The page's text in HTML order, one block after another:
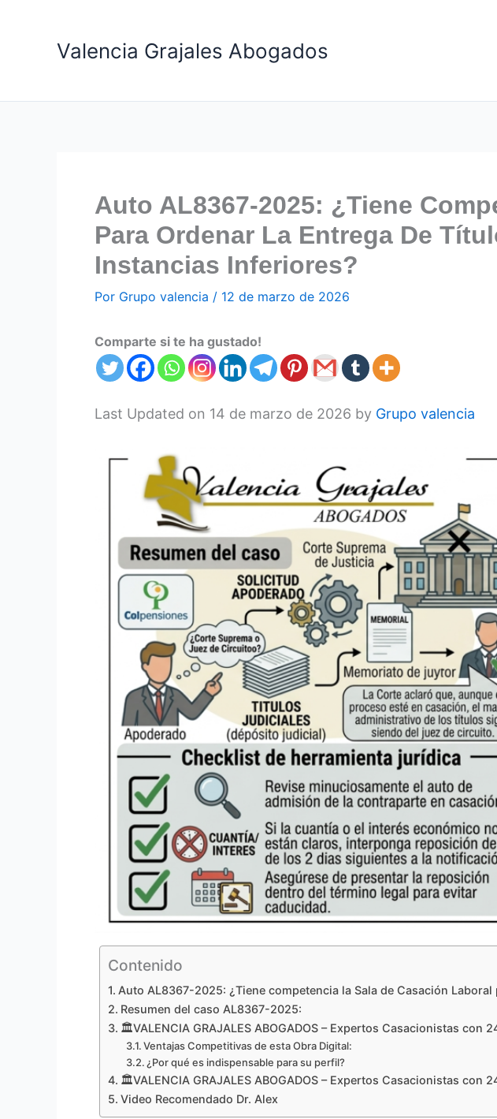
contenidoValencia Grajales Abogados
Auto AL8367-2025: ¿Tiene
Para Ordenar La Entrega De
Instancias Inferiores?
Por Grupo valencia / 12 de marzo de 2026
Comparte si te ha gustado!
Last Updated on 14 de marzo de 2026 by Grupo valencia
Contenido
Auto AL8367-2025: ¿Tiene competencia la Sala de Casación
Resumen del caso AL8367-2025:
🏛️VALENCIA GRAJALES ABOGADOS – Expertos Casacionistas con
Ventajas Competitivas de esta Obra Digital:
¿Por qué es indispensable para su perfil?
🏛️VALENCIA GRAJALES ABOGADOS – Expertos Casacionistas con
Video Recomendado Dr. Alex